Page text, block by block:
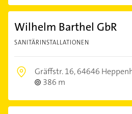
Wilhelm Barthel GbR
SANITÄRINSTALLATIONEN
Gräffstr. 16,64646
386 m